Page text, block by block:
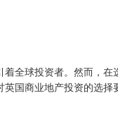
全球投资者。然而，在
国商业地产投资的选择